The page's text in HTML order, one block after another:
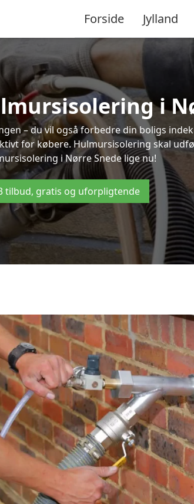
Forside Jylland
i
– du vil også forbedre din boligs
for købere. Hulmursisolering skal
i Nørre Snede lige nu!
tilbud, gratis og uforpligtende